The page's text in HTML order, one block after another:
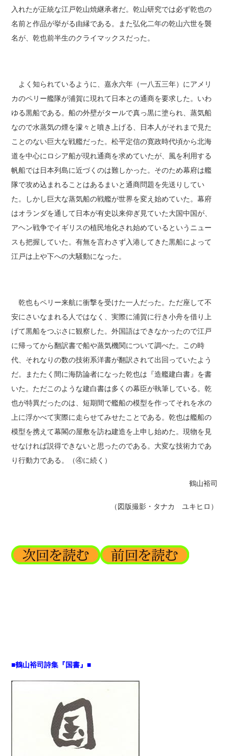
入れたが正統な江戸乾山焼継承者だ。乾山研究では必ず乾也の
名前と作品が挙がる由縁である。また弘化二年の乾山六世を襲
名が、乾也前半生のクライマックスだった。
よく知られているように、嘉永六年（一八五三年）にアメリ
カのペリー艦隊が浦賀に現れて日本との通商を要求した。いわ
ゆる黒船である。船の外壁がタールで真っ黒に塗られ、蒸気船
なので水蒸気の煙を濛々と噴き上げる、日本人がそれまで見た
ことのない巨大な戦艦だった。松平定信の寛政時代頃から北海
道を中心にロシア船が現れ通商を求めていたが、風を利用する
帆船では日本列島に近づくのは難しかった。そのため幕府は艦
隊で攻め込まれることはあるまいと通商問題を先送りしてい
た。しかし巨大な蒸気船の戦艦が世界を変え始めていた。幕府
はオランダを通して日本が有史以来仰ぎ見ていた大国中国が、
アヘン戦争でイギリスの植民地化され始めているというニュー
スも把握していた。有無を言わさず入港してきた黒船によって
江戸は上や下への大騒動になった。
乾也もペリー来航に衝撃を受けた一人だった。ただ座して不
安にさいなまれる人ではなく、実際に浦賀に行き小舟を借り上
げて黒船をつぶさに観察した。外国語はできなかったので江戸
に帰ってから翻訳書で船や蒸気機関について調べた。この時
代、それなりの数の技術系洋書が翻訳されて出回っていたよう
だ。またたく間に海防論者になった乾也は『造艦建白書』を書
いた。ただこのような建白書は多くの幕臣が執筆している。乾
也が特異だったのは、短期間で艦船の模型を作ってそれを水の
上に浮かべて実際に走らせてみせたことである。乾也は艦船の
模型を携えて幕閣の屋敷を訪ね建造を上申し始めた。現物を見
せなければ説得できないと思ったのである。大変な技術力であ
り行動力である。（④に続く）
鶴山裕司
（図版撮影・タナカ ユキヒロ）
■鶴山裕司詩集『国書』■